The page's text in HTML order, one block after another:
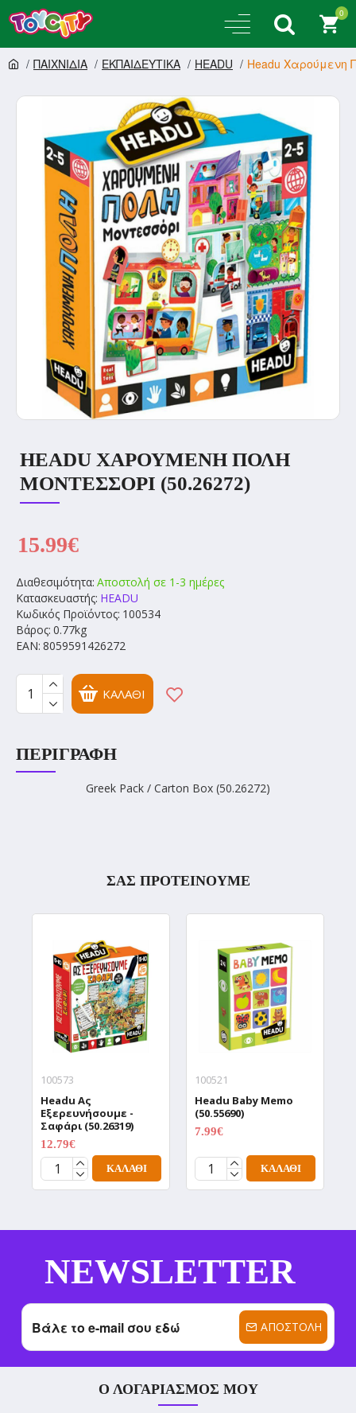
0
ΠΑΙΧΝΙΔΙΑ ΕΚΠΑΙΔΕΥΤΙΚΑ HEADU Headu Χαρούμενη
HEADU ΧΑΡΟΎΜΕΝΗ ΠΌΛΗ
ΜΟΝΤΕΣΣΌΡΙ (50.26272)
Διαθεσιμότητα: Αποστολή σε 1-3 ημέρες
Κατασκευαστής: HEADU
Κωδικός Προϊόντος: 100534
Βάρος: 0.77kg
EAN: 8059591426272
15.99€
ΚΑΛΆΘΙ
ΠΕΡΙΓΡΑΦΉ
Greek Pack / Carton Box (50.26272)
ΣΑΣ ΠΡΟΤΕΙΝΟΥΜΕ
100573
Headu Aς
Εξερευνήσουμε -
Σαφάρι (50.26319)
12.79€
ΚΑΛΆΘΙ
100521
Headu Baby Memo
(50.55690)
7.99€
ΚΑΛΆΘΙ
NEWSLETTER
ΑΠΟΣΤΟΛΉ
Ο ΛΟΓΑΡΙΑΣΜΌΣ ΜΟΥ